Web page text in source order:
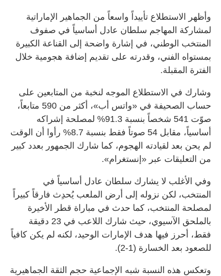
وأظهر الاستطلاع تأييداً واسعاً من الجماهير الإماراتية
لمشاركة المهاجم سلطان عادل أساسياً في صفوف
المنتخب الوطني، في إشارة واضحة إلى القناعة الكبيرة
بمستواه الفني، وقدرته على تقديم إضافة هجومية خلال
الفترة المقبلة.
وشارك في الاستطلاع الموجه لنخبة من المتابعين على
حساب الصحيفة في «واتس أب»، أكثر من 590 متابعاً،
صوّت 541 شخصاً بنسبة 91.3% لمصلحة إشراكه
أساسياً، مقابل 54 صوتاً فقط بنسبة 8.7% رأوا أن الوقت
لم يحن بعد لقيادته الهجوم، كما شارك الجمهور بعدد كبير
من التعليقات عبر «إنستغرام».
وفي الأغلب لا يشارك سلطان عادل أساسياً في
المنتخب، لكن نزوله إلى أرض الملعب يُحدِث فارقاً كبيراً
لمصلحة المنتخب، كما حدث في مباراة قطر الأخيرة
بالملحق الآسيوي، حيث شارك اللاعب في 23 دقيقة
فقط، أحرز فيها هدف الإمارات الوحيد، لكنه لم يكن كافياً
للصعود بعد الخسارة (1-2).
وتعكس هذه النسبة شبه الإجماعية حجم الثقة الجماهيرية